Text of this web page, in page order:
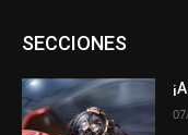
SECCIONESAsociaciones
Novedades